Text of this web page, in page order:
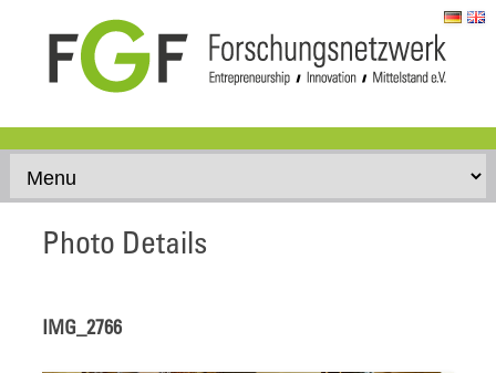
Skip to content
Photo Details
IMG_2766